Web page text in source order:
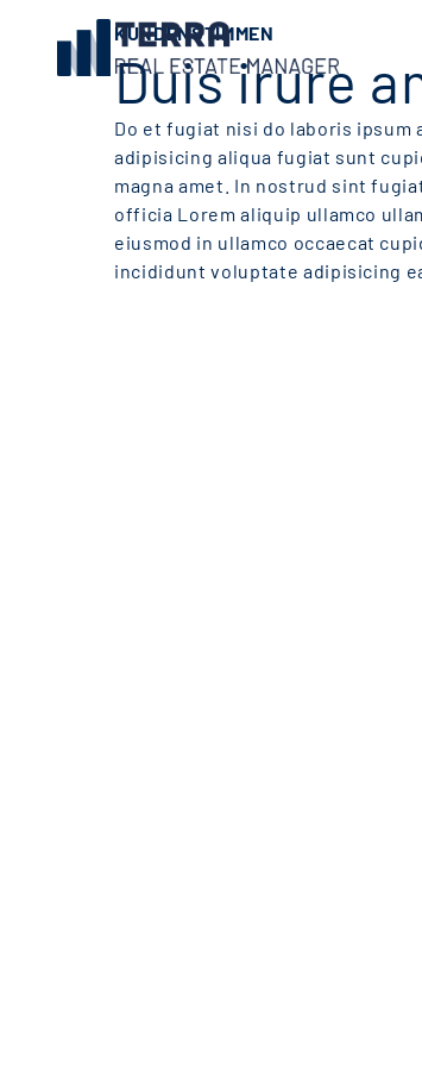
KUNDENSTIMMEN
Duis irure
Do et fugiat nisi do laboris
adipisicing aliqua fugiat sunt
magna amet. In nostrud sint
officia Lorem aliquip ullamco
eiusmod in ullamco occaecat
incididunt voluptate adipisicing